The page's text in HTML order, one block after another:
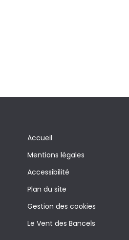
Accueil
Mentions légales
Accessibilité
Plan du site
Gestion des cookies
Le Vent des Bancels